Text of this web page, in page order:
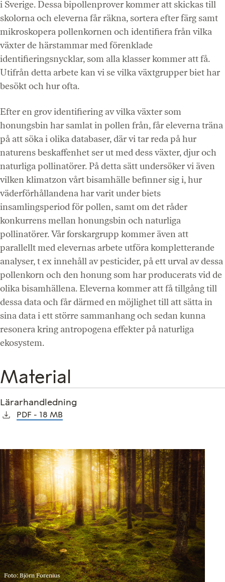
i Sverige. Dessa bipollenprover kommer att skickas till
skolorna och eleverna får räkna, sortera efter färg samt
mikroskopera pollenkornen och identifiera från vilka
växter de härstammar med förenklade
identifieringsnycklar, som alla klasser kommer att få.
Utifrån detta arbete kan vi se vilka växtgrupper biet har
besökt och hur ofta.
Efter en grov identifiering av vilka växter som
honungsbin har samlat in pollen från, får eleverna träna
på att söka i olika databaser, där vi tar reda på hur
naturens beskaffenhet ser ut med dess växter, djur och
naturliga pollinatörer. På detta sätt undersöker vi även
vilken klimatzon vårt bisamhälle befinner sig i, hur
väderförhållandena har varit under biets
insamlingsperiod för pollen, samt om det råder
konkurrens mellan honungsbin och naturliga
pollinatörer. Vår forskargrupp kommer även att
parallellt med elevernas arbete utföra kompletterande
analyser, t ex innehåll av pesticider, på ett urval av dessa
pollenkorn och den honung som har producerats vid de
olika bisamhällena. Eleverna kommer att få tillgång till
dessa data och får därmed en möjlighet till att sätta in
sina data i ett större sammanhang och sedan kunna
resonera kring antropogena effekter på naturliga
ekosystem.
Material
Lärarhandledning
PDF 18 MB
Foto: Björn Forenius